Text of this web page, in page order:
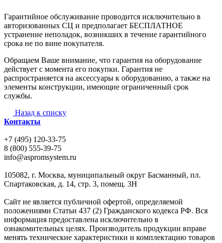
Гарантийное обслуживание проводится исключительно в
авторизованных СЦ и предполагает БЕСПЛАТНОЕ
устранение неполадок, возникших в течение гарантийного
срока не по вине покупателя.
Обращаем Ваше внимание, что гарантия на оборудование
действует с момента его покупки. Гарантия не
распространяется на аксессуары к оборудованию, а также на
элементы конструкции, имеющие ограниченный срок
службы.
Назад к списку
Контакты
+7 (495) 120-33-75
8 (800) 555-39-75
info@aspromsystem.ru
105082, г. Москва, муниципальный округ Басманный, пл.
Спартаковская, д. 14, стр. 3, помещ. 3Н
Сайт не является публичной офертой, определяемой
положениями Статьи 437 (2) Гражданского кодекса РФ. Вся
информация предоставлена исключительно в
ознакомительных целях. Производитель продукции вправе
менять технические характеристики и комплектацию товаров